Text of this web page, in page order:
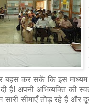
बहस कर सकें कि इस
है! अपनी अभिव्यक्ति की
सारी सीमाएँ तोड़ रहे हैं और